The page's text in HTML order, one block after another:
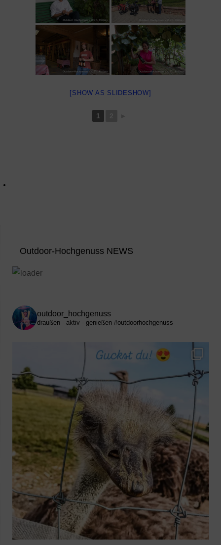
[SHOW AS SLIDESHOW]
1
Outdoor-Hochgenuss NEWS
outdoor_hochgenuss
draußen - aktiv - genießen #outdoorhochgenuss